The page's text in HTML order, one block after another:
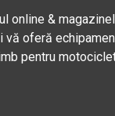
online &
vă oferă
pentru